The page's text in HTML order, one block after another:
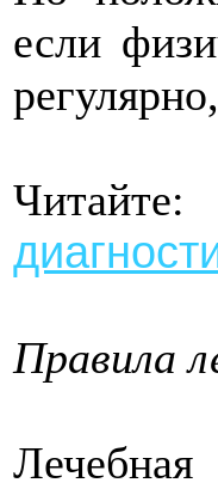
если
Читайте:
Правила
Лечебная